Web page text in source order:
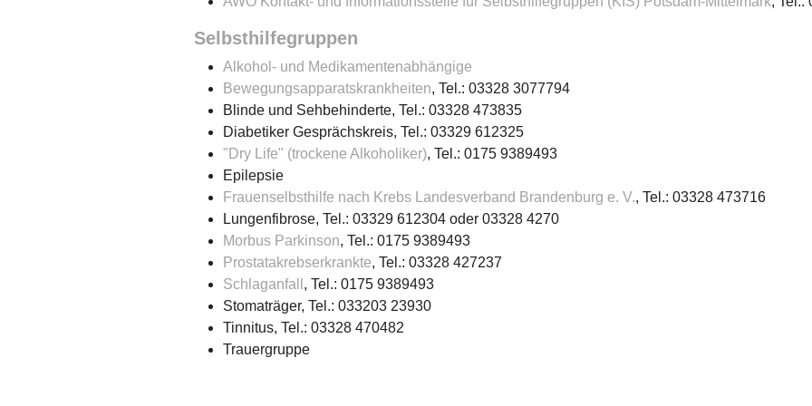
Selbsthilfegruppen
Alkohol- und Medikamentenabhängige
Bewegungsapparatskrankheiten, Tel.: 03328 3077794
Blinde und Sehbehinderte, Tel.: 03328 473835
Diabetiker Gesprächskreis, Tel.: 03329 612325
"Dry Life" (trockene Alkoholiker), Tel.: 0175 9389493
Epilepsie
Frauenselbsthilfe nach Krebs Landesverband Brandenburg e. V., Tel.: 03328 473716
Lungenfibrose, Tel.: 03329 612304 oder 03328 4270
Morbus Parkinson, Tel.: 0175 9389493
Prostatakrebserkrankte, Tel.: 03328 427237
Schlaganfall , Tel.: 0175 9389493
Stomaträger, Tel.: 033203 23930
Tinnitus, Tel.: 03328 470482
Trauergruppe